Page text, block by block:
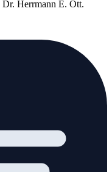
Dr. Herrmann E. Ott.